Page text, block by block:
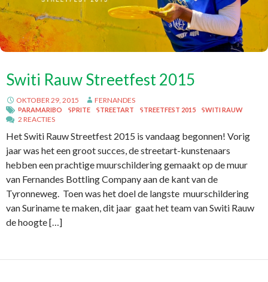
Switi Rauw Streetfest 2015
OKTOBER 29, 2015 FERNANDES
PARAMARIBO SPRITE STREETART STREETFEST 2015 SWITI RAUW
2 REACTIES
Het Switi Rauw Streetfest 2015 is vandaag begonnen! Vorig
jaar was het een groot succes, de streetart-kunstenaars
hebben een prachtige muurschildering gemaakt op de muur
van Fernandes Bottling Company aan de kant van de
Tyronneweg. Toen was het doel de langste muurschildering
van Suriname te maken, dit jaar gaat het team van Switi Rauw
de hoogte […]